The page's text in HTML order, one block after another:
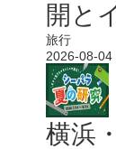
開と
旅行
2026-08-04
横浜